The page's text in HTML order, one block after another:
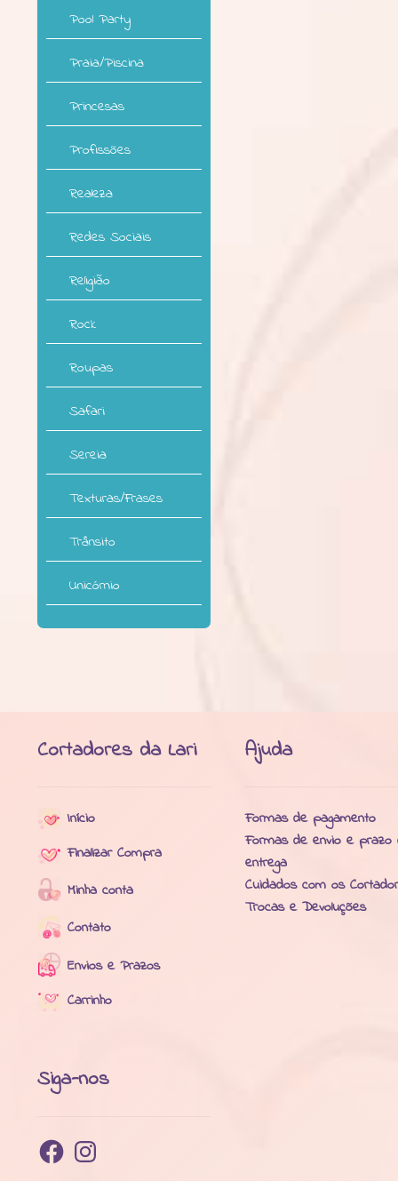
Pool Party
Praia/Piscina
Princesas
Profissões
Realeza
Redes Sociais
Religião
Rock
Roupas
Safari
Sereia
Texturas/Frases
Trânsito
Unicórnio
Cortadores da Lari
Início
Finalizar Compra
Minha conta
Contato
Envios e Prazos
Carrinho
Siga-nos
FacebookInstagram
Ajuda
Formas de pagamento
Formas de envio e prazo
entrega
Cuidados com os
Trocas e Devoluções